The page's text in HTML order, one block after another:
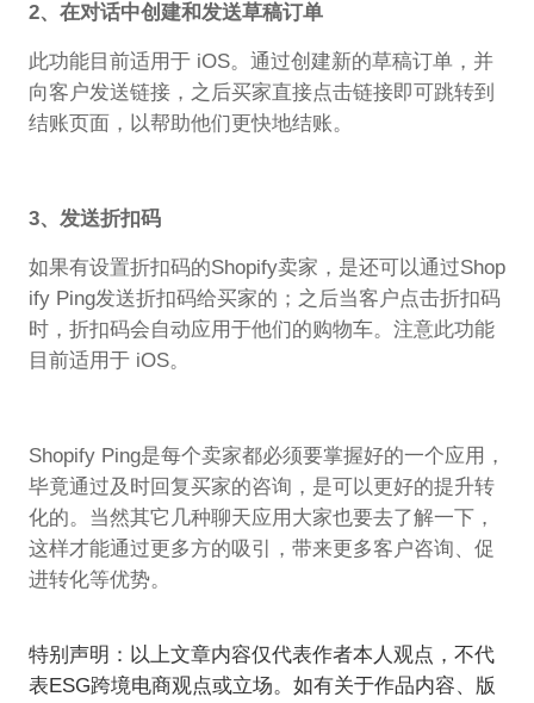
2、在对话中创建和发送草稿订单
此功能目前适用于 iOS。通过创建新的草稿订单，并
向客户发送链接，之后买家直接点击链接即可跳转到
结账页面，以帮助他们更快地结账。
3、发送折扣码
如果有设置折扣码的Shopify卖家，是还可以通过Shop
ify Ping发送折扣码给买家的；之后当客户点击折扣码
时，折扣码会自动应用于他们的购物车。注意此功能
目前适用于 iOS。
Shopify Ping是每个卖家都必须要掌握好的一个应用，
毕竟通过及时回复买家的咨询，是可以更好的提升转
化的。当然其它几种聊天应用大家也要去了解一下，
这样才能通过更多方的吸引，带来更多客户咨询、促
进转化等优势。
特别声明：以上文章内容仅代表作者本人观点，不代
表ESG跨境电商观点或立场。如有关于作品内容、版